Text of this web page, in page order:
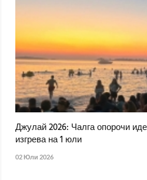
Джулай 2026: Чалга опорочи
изгрева на 1 юли
02 Юли 2026